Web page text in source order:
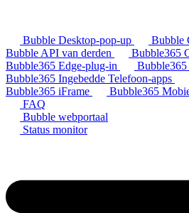
Bubble Desktop-pop-up
Bubble
Bubble API van derden
Bubble365
Bubble365 Edge-plug-in
Bubble365 Ingebedde Telefoon-apps
Bubble365 iFrame
Bubble365
FAQ
Bubble webportaal
Status monitor